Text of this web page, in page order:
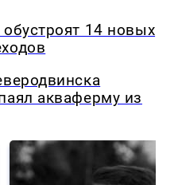
14 новых
акваферму из